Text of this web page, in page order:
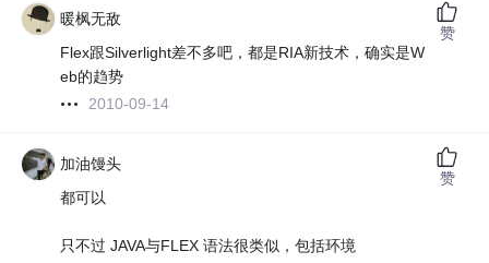
暖枫无敌
Flex跟Silverlight差不多吧，都是RIA新技术，确实是W
eb的趋势
2010-09-14
赞
加油馒头
都可以
只不过 JAVA与FLEX 语法很类似，包括环境
赞